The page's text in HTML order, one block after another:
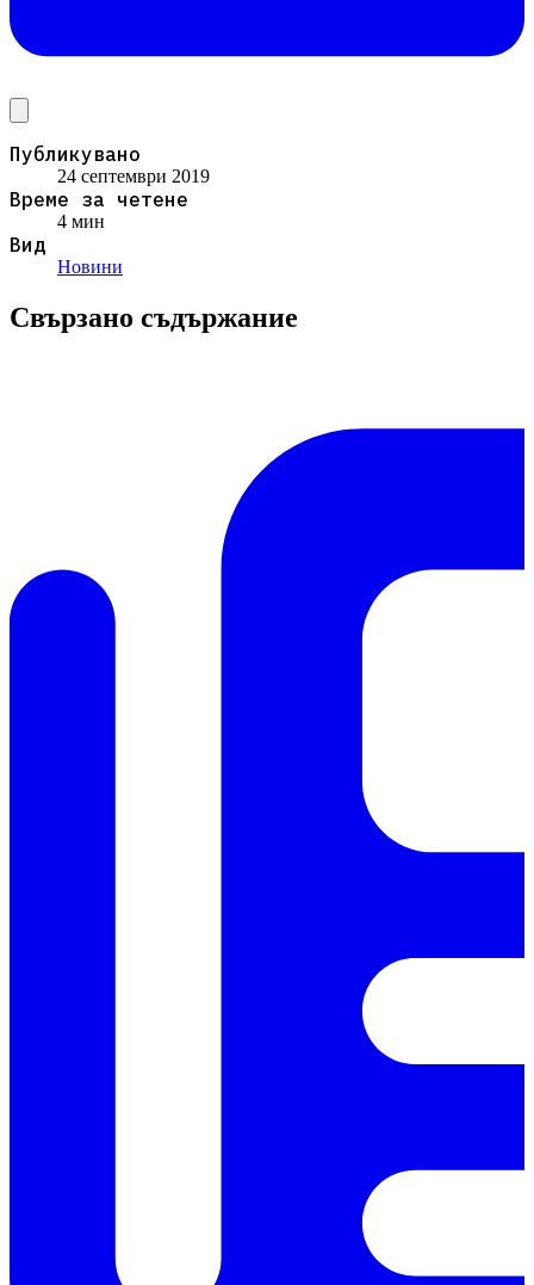
Публикувано
24 септември 2019
Време за четене
4 мин
Вид
Новини
Свързано съдържание